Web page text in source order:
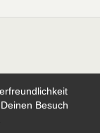
Besuch